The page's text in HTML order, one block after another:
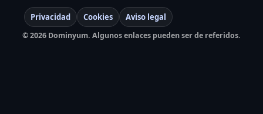
Privacidad Cookies Aviso legal
© 2026 Dominyum. Algunos enlaces pueden ser de referidos.